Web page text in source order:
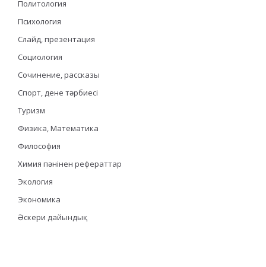
Политология
Психология
Слайд, презентация
Социология
Сочинение, рассказы
Спорт, дене тәрбиесі
Туризм
Физика, Математика
Философия
Химия пәнінен рефераттар
Экология
Экономика
Әскери дайындық